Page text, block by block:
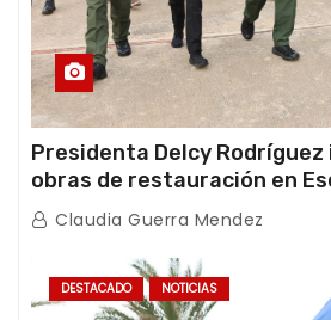
Presidenta Delcy Rodríguez
obras de restauración en
afectaciones sísmicas en La
Claudia Guerra Mendez
DESTACADO NOTICIAS